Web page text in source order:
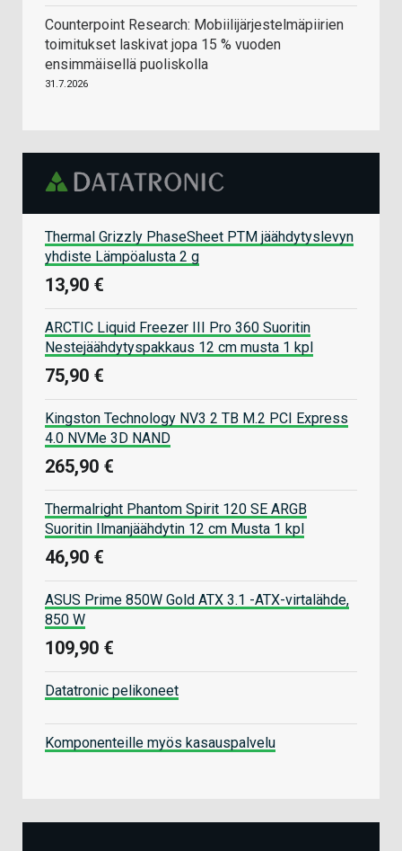
Counterpoint Research: Mobiilijärjestelmäpiirien
toimitukset laskivat jopa 15 % vuoden
ensimmäisellä puoliskolla
31.7.2026
Thermal Grizzly PhaseSheet PTM jäähdytyslevyn
yhdiste Lämpöalusta 2 g
13,90 €
ARCTIC Liquid Freezer III Pro 360 Suoritin
Nestejäähdytyspakkaus 12 cm musta 1 kpl
75,90 €
Kingston Technology NV3 2 TB M.2 PCI Express
4.0 NVMe 3D NAND
265,90 €
Thermalright Phantom Spirit 120 SE ARGB
Suoritin Ilmanjäähdytin 12 cm Musta 1 kpl
46,90 €
ASUS Prime 850W Gold ATX 3.1 -ATX-virtalähde,
850 W
109,90 €
Datatronic pelikoneet
Komponenteille myös kasauspalvelu